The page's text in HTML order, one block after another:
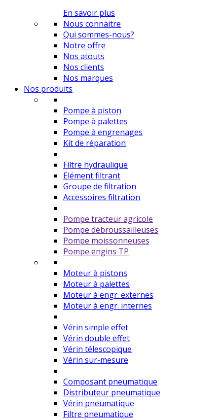
En savoir plus
Nous connaitre
Qui sommes-nous?
Notre offre
Nos atouts
Nos clients
Nos marques
Nos produits
Pompe à piston
Pompe à palettes
Pompe à engrenages
Kit de réparation
Filtre hydraulique
Elément filtrant
Groupe de filtration
Accessoires filtration
Pompe tracteur agricole
Pompe débroussailleuses
Pompe moissonneuses
Pompe engins TP
Moteur à pistons
Moteur à palettes
Moteur à engr. externes
Moteur à engr. internes
Vérin simple effet
Vérin double effet
Vérin télescopique
Vérin sur-mesure
Composant pneumatique
Distributeur pneumatique
Vérin pneumatique
Filtre pneumatique